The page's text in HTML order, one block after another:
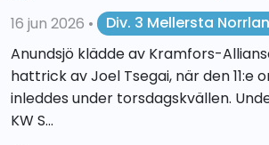
16 jun 2026 •
Div. 3 Mellersta
Anundsjö klädde av Kramfors-
hattrick av Joel Tsegai, när den 11:e
inleddes under torsdagskvällen.
KW S...